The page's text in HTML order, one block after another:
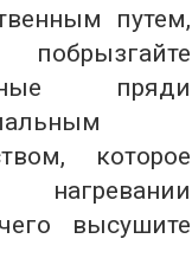
путем,
пряди
которое
высушите